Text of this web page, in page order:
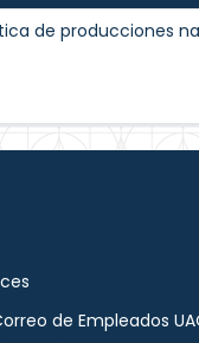
de producciones
de Empleados